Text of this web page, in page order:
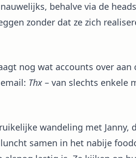
behalve via de
zonder dat ze zich
nog wat accounts over aan
Thx – van slechts enkele
wandeling met Janny,
samen in het nabije